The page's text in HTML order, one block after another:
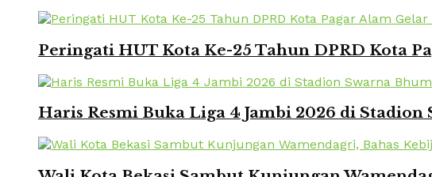
Peringati HUT Kota Ke-25 Tahun DPRD Kota
Haris Resmi Buka Liga 4 Jambi 2026 di Stadion